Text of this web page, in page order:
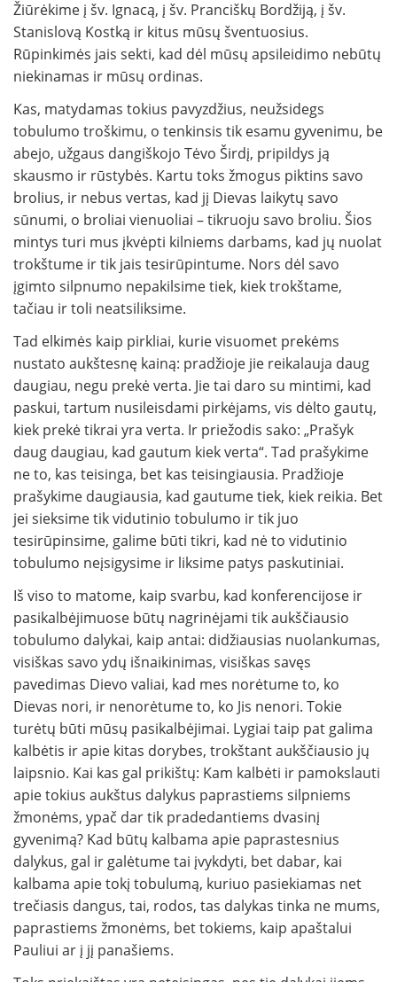
Žiūrėkime į šv. Ignacą, į šv. Pranciškų Bordžiją, į šv.
Stanislovą Kostką ir kitus mūsų šventuosius.
Rūpinkimės jais sekti, kad dėl mūsų apsileidimo nebūtų
niekinamas ir mū­sų ordinas.
Kas, matydamas tokius pavyzdžius, neužsidegs
tobulumo troškimu, o tenkinsis tik esamu gyve­nimu, be
abejo, užgaus dangiškojo Tėvo Širdį, pripildys ją
skausmo ir rūstybės. Kartu toks žmogus piktins savo
brolius, ir nebus vertas, kad jį Dievas laikytų savo
sūnumi, o broliai vienuoliai – ti­kruoju savo broliu. Šios
mintys turi mus įkvėpti kilniems darbams, kad jų nuolat
trokštume ir tik jais tesirūpintume. Nors dėl savo
įgimto silpnumo nepakilsime tiek, kiek trokštame,
tačiau ir toli neatsiliksime.
Tad elkimės kaip pirkliai, kurie visuomet prekėms
nustato aukštesnę kainą: pradžioje jie rei­kalauja daug
daugiau, negu prekė verta. Jie tai daro su mintimi, kad
paskui, tartum nusileisdami pirkėjams, vis dėlto gautų,
kiek prekė tikrai yra verta. Ir priežodis sako: „Prašyk
daug daugiau, kad gautum kiek verta“. Tad prašykime
ne to, kas teisinga, bet kas teisingiausia. Pradžioje
prašykime daugiausia, kad gau­tume tiek, kiek reikia. Bet
jei sieksime tik vi­dutinio tobulumo ir tik juo
tesirūpinsime, galime būti tikri, kad nė to vidutinio
tobulumo neįsigysime ir liksime patys paskutiniai.
Iš viso to matome, kaip svarbu, kad konferencijose ir
pasikalbėjimuose būtų nagrinė­jami tik aukščiausio
tobulumo dalykai, kaip an­tai: didžiausias nuolankumas,
visiškas savo ydų išnaikinimas, visiškas savęs
pavedimas Dievo valiai, kad mes norėtume to, ko
Dievas nori, ir nenorėtume to, ko Jis nenori. Tokie
turėtų būti mūsų pasikalbėjimai. Lygiai taip pat gali­ma
kalbėtis ir apie kitas dorybes, trokštant aukš­čiausio jų
laipsnio. Kai kas gal prikištų: Kam kalbėti ir pamokslauti
apie to­kius aukštus dalykus paprastiems silpniems
žmonėms, ypač dar tik pradedantiems dvasinį
gyvenimą? Kad būtų kal­bama apie paprastesnius
dalykus, gal ir galėtume tai įvykdyti, bet dabar, kai
kalbama apie tokį tobulumą, kuriuo pasiekiamas net
trečiasis dangus, tai, rodos, tas dalykas tinka ne mums,
papras­tiems žmonėms, bet tokiems, kaip apaštalui
Pauliui ar į jį panašiems.